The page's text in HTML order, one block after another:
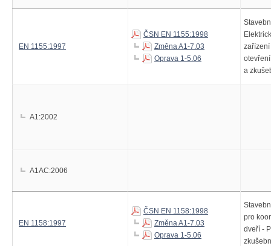
EN 1155:1997
ČSN EN 1155:1998
Změna A1-7.03
Oprava 1-5.06
a
A1:2002
A1AC:2006
EN 1158:1997
ČSN EN 1158:1998
Změna A1-7.03
Oprava 1-5.06
pro
dveří -